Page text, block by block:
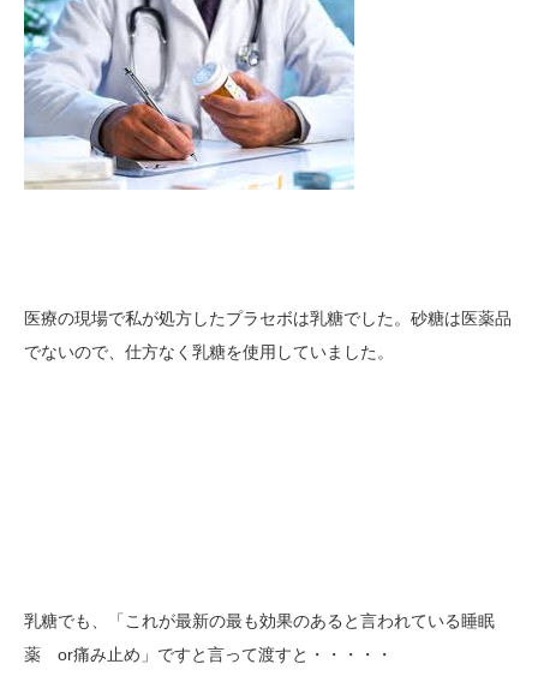
医療の現場で私が処方したプラセボは乳糖でした。砂糖は医薬品
でないので、仕方なく乳糖を使用していました。
乳糖でも、「これが最新の最も効果のあると言われている睡眠
薬 or痛み止め」ですと言って渡すと・・・・・